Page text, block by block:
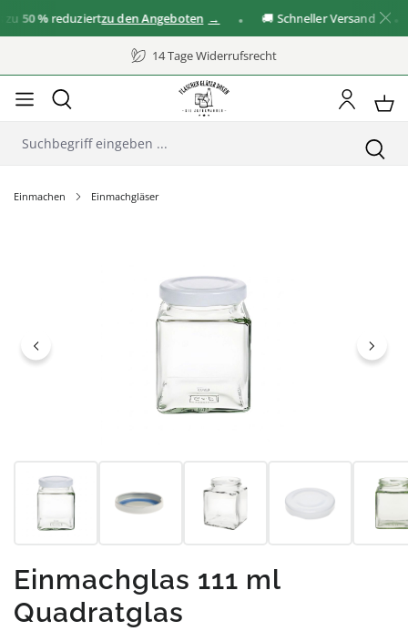
50 %reduziertzu den Angeboten 🚚 Schneller Versand
14 Tage Widerrufsrecht
Einmachen Einmachgläser
Einmachglas 111 ml
Quadratglas